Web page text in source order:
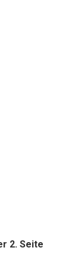
2. Seite